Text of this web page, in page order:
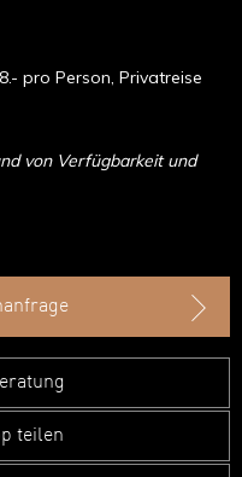
pro Person, Privatreise
von Verfügbarkeit und
teilen